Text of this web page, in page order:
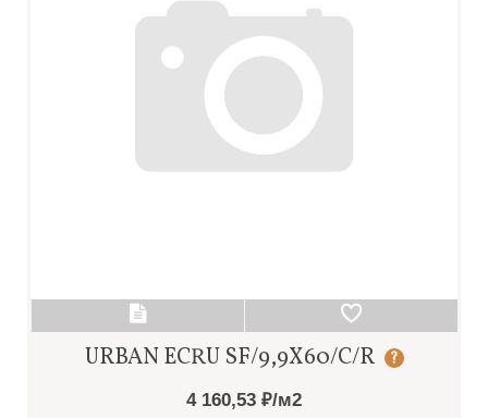
URBAN ECRU SF/9,9X60/C/R ?
4 160,53 ₽/м2